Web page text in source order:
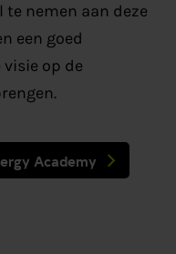
nemen aan deze
een goed
op de
Academy